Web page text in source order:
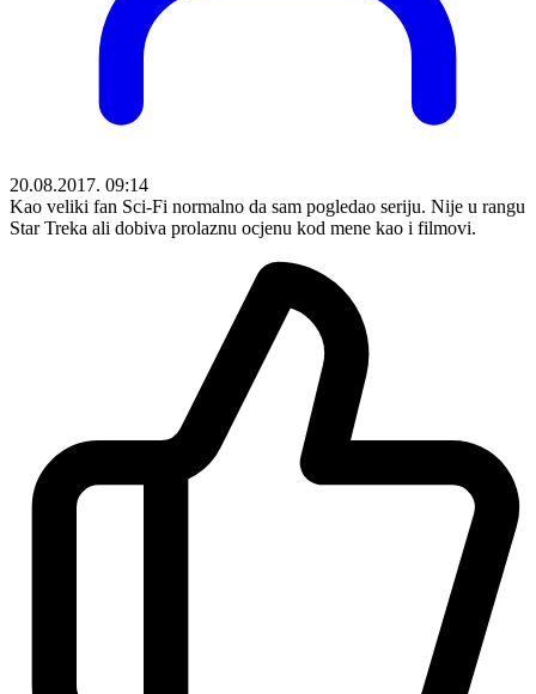
20.08.2017. 09:14
Kao veliki fan Sci-Fi normalno da sam pogledao seriju. Nije u rangu
Star Treka ali dobiva prolaznu ocjenu kod mene kao i filmovi.